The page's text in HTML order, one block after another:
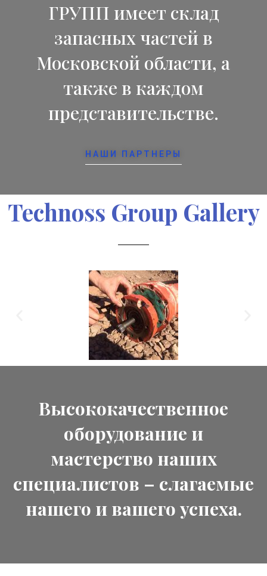
ГРУПП имеет склад
запасных частей в
Московской области, а
также в каждом
представительстве.
НАШИ ПАРТНЕРЫ
Technoss Grоup Gallery
Высококачественное
оборудование и
мастерство наших
специалистов – слагаемые
нашего и вашего успеха.